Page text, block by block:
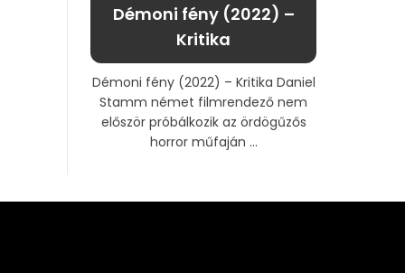
Démoni fény (2022) –
Kritika
Démoni fény (2022) – Kritika Daniel
Stamm német filmrendező nem
először próbálkozik az ördögűzős
horror műfaján ...